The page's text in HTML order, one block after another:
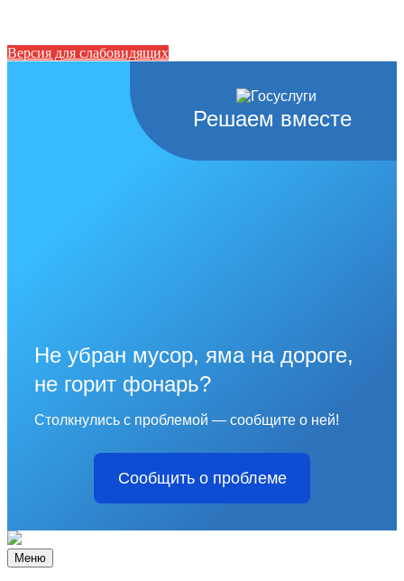
Версия для слабовидящих
Решаем вместе
Не убран мусор, яма на дороге,
не горит фонарь?
Столкнулись с проблемой — сообщите о ней!
Сообщить о проблеме
Меню